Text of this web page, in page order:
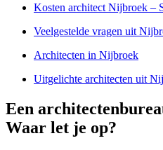
Kosten architect Nijbroek –
Veelgestelde vragen uit
Architecten in Nijbroek
Uitgelichte architecten uit
Een
Waar let je op?